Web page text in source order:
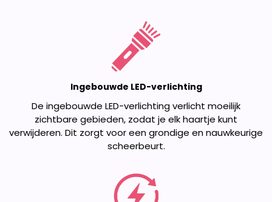
Ingebouwde LED-verlichting
De ingebouwde LED-verlichting verlicht moeilijk
zichtbare gebieden, zodat je elk haartje kunt
verwijderen. Dit zorgt voor een grondige en nauwkeurige
scheerbeurt.